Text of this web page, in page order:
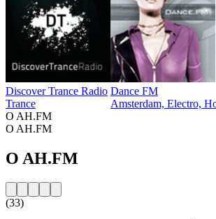
Discover Trance Radio
Trance
Dance FM
Amsterdam, Electro,
O AH.FM
O AH.FM
O AH.FM
(33)